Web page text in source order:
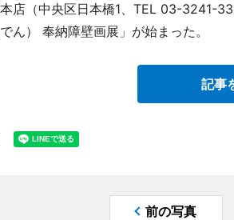
店（中央区日本橋1、TEL 03-3241-
ん） 奉納障壁画展」が始まった。
記事
前の写真